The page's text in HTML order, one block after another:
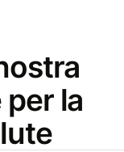
la